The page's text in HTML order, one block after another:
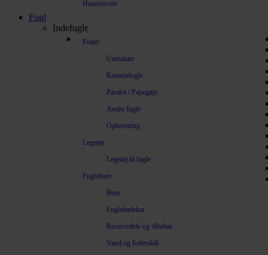
Hamstersele
Fugl
Indefugle
Foder
Undulater
Kanariefugle
Parakit / Papegøje
Andre fugle
Opbevaring
Legetøj
Legetøj til fugle
Fuglebure
Bure
Fuglebadekar
Reservedele og tilbehør
Vand og foderskål